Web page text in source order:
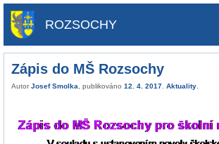
ROZSOCHY
Zápis do MŠ Rozsochy
Autor Josef Smolka , publikováno 12. 4. 2017 Aktuality